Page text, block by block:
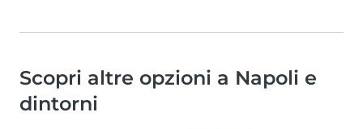
Scopri altre opzioni a Napoli e
dintorni